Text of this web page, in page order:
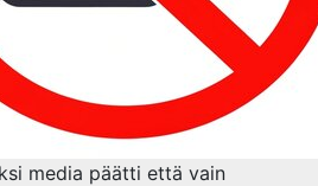
media päätti että vain